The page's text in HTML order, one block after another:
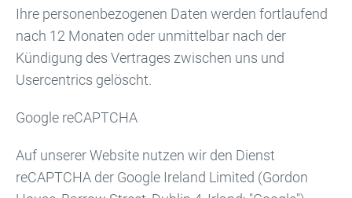
Ihre personenbezogenen Daten werden fortlaufend
nach 12 Monaten oder unmittelbar nach der
Kündigung des Vertrages zwischen uns und
Usercentrics gelöscht.
Google reCAPTCHA
Auf unserer Website nutzen wir den Dienst
reCAPTCHA der Google Ireland Limited (Gordon